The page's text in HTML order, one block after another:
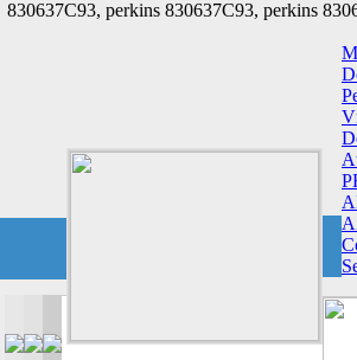
830637C93, perkins 830637C93, perkins